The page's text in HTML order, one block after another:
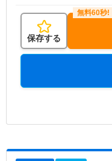
保存する